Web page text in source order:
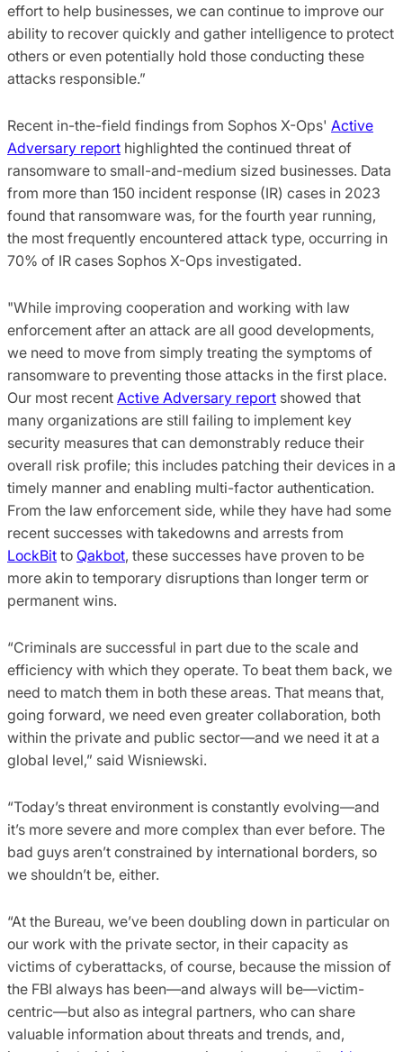
effort to help businesses, we can continue to improve our
ability to recover quickly and gather intelligence to protect
others or even potentially hold those conducting these
attacks responsible.”
Recent in-the-field findings from Sophos X-Ops' Active
Adversary report highlighted the continued threat of
ransomware to small-and-medium sized businesses. Data
from more than 150 incident response (IR) cases in 2023
found that ransomware was, for the fourth year running,
the most frequently encountered attack type, occurring in
70% of IR cases Sophos X-Ops investigated.
"While improving cooperation and working with law
enforcement after an attack are all good developments,
we need to move from simply treating the symptoms of
ransomware to preventing those attacks in the first place.
Our most recent Active Adversary report showed that
many organizations are still failing to implement key
security measures that can demonstrably reduce their
overall risk profile; this includes patching their devices in a
timely manner and enabling multi-factor authentication.
From the law enforcement side, while they have had some
recent successes with takedowns and arrests from
LockBit to Qakbot, these successes have proven to be
more akin to temporary disruptions than longer term or
permanent wins.
“Criminals are successful in part due to the scale and
efficiency with which they operate. To beat them back, we
need to match them in both these areas. That means that,
going forward, we need even greater collaboration, both
within the private and public sector—and we need it at a
global level,” said Wisniewski.
“Today’s threat environment is constantly evolving—and
it’s more severe and more complex than ever before. The
bad guys aren’t constrained by international borders, so
we shouldn’t be, either.
“At the Bureau, we’ve been doubling down in particular on
our work with the private sector, in their capacity as
victims of cyberattacks, of course, because the mission of
the FBI always has been—and always will be—victim-
centric—but also as integral partners, who can share
valuable information about threats and trends, and,